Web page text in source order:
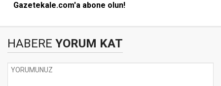
Gazetekale.com'a abone olun!
HABERE YORUM KAT